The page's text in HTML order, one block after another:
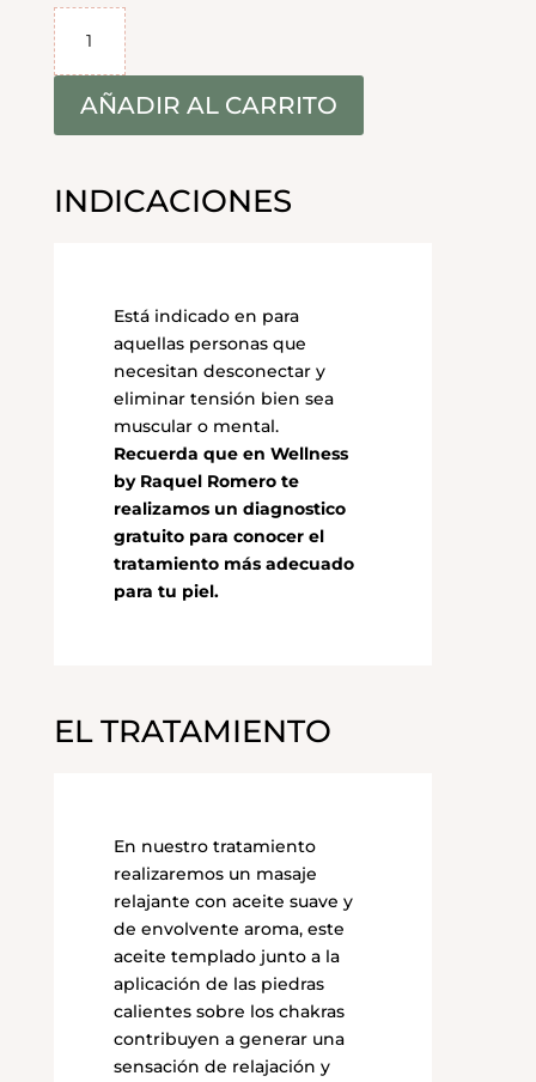
Tratamiento
Relajante
con
Piedras
Calientes
cantidad
AÑADIR AL CARRITO
INDICACIONES
Está indicado en para
aquellas personas que
necesitan desconectar y
eliminar tensión bien sea
muscular o mental.
Recuerda que en Wellness
by Raquel Romero te
realizamos un diagnostico
gratuito para conocer el
tratamiento más adecuado
para tu piel.
EL TRATAMIENTO
En nuestro tratamiento
realizaremos un masaje
relajante con aceite suave y
de envolvente aroma, este
aceite templado junto a la
aplicación de las piedras
calientes sobre los chakras
contribuyen a generar una
sensación de relajación y